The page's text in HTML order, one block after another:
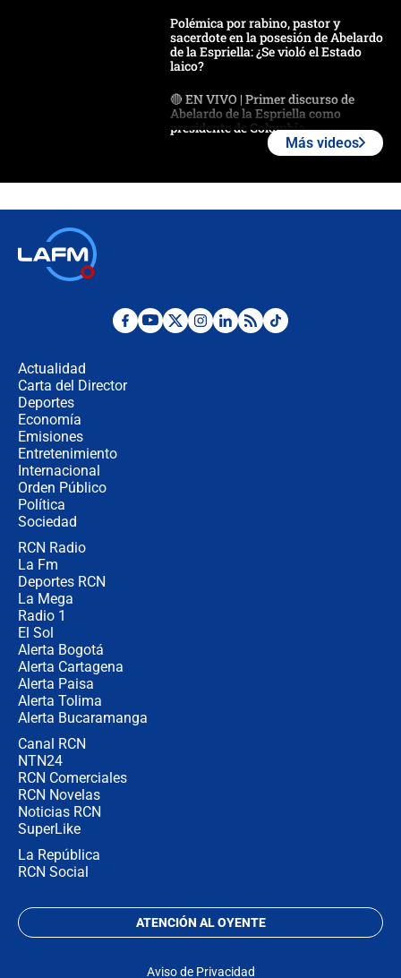
Polémica por rabino, pastor y
sacerdote en la posesión de Abelardo
de la Espriella: ¿Se violó el Estado
laico?
🔴 EN VIVO | Primer discurso de
Abelardo de la Espriella como
presidente de Colombia
Espriella en Cali inicia la
Desde dermatitis hasta infecciones:
Más videos
Actualidad
Carta del Director
Deportes
Economía
Emisiones
Entretenimiento
Internacional
Orden Público
Política
Sociedad
RCN Radio
La Fm
Deportes RCN
La Mega
Radio 1
El Sol
Alerta Bogotá
Alerta Cartagena
Alerta Paisa
Alerta Tolima
Alerta Bucaramanga
Canal RCN
NTN24
RCN Comerciales
RCN Novelas
Noticias RCN
SuperLike
La República
RCN Social
ATENCIÓN AL OYENTE
Aviso de Privacidad